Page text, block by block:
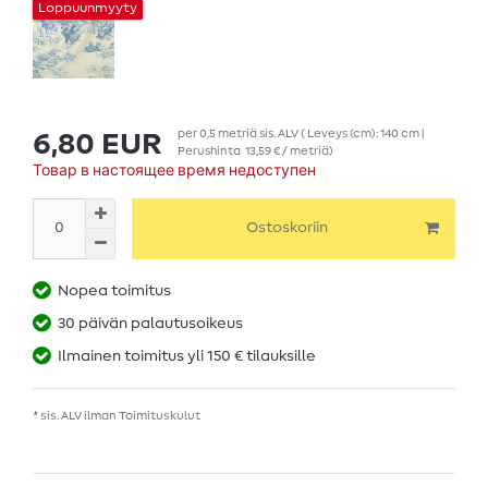
Loppuunmyyty
6,80 EUR per0,5 metriäsis. ALV( Leveys (cm): 140 cm |
Perushinta 13,59 € / metriä)
Товар в настоящее время недоступен
Ostoskoriin
Nopea toimitus
30 päivän palautusoikeus
Ilmainen toimitus yli 150 € tilauksille
* sis. ALV ilman Toimituskulut